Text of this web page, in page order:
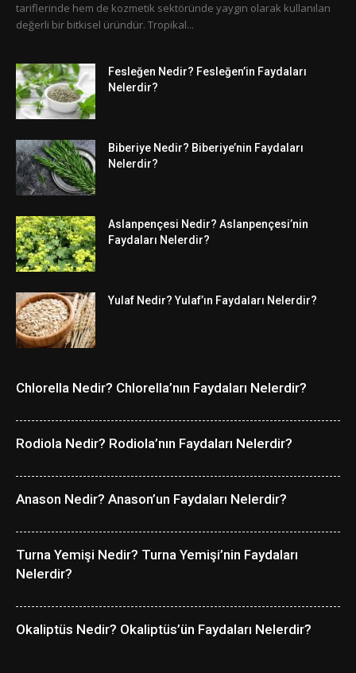
tariflerinde hem de kozmetik sektöründe yaygın olarak kullanılan
değerli bir bitkisel üründür. Tropikal...
Fesleğen Nedir? Fesleğen’in Faydaları
Nelerdir?
Biberiye Nedir? Biberiye’nin Faydaları
Nelerdir?
Aslanpençesi Nedir? Aslanpençesi’nin
Faydaları Nelerdir?
Yulaf Nedir? Yulaf’ın Faydaları Nelerdir?
Chlorella Nedir? Chlorella’nın Faydaları Nelerdir?
Rodiola Nedir? Rodiola’nın Faydaları Nelerdir?
Anason Nedir? Anason’un Faydaları Nelerdir?
Turna Yemişi Nedir? Turna Yemişi’nin Faydaları
Nelerdir?
Okaliptüs Nedir? Okaliptüs’ün Faydaları Nelerdir?